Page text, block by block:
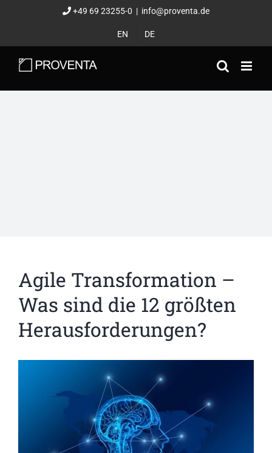
springen
+49 69 23255-0 | info@proventa.de
EN DE
Agile Transformation –
Was sind die 12 größten
Herausforderungen?
grösseres